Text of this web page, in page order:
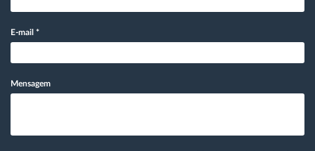
E-mail *
Mensagem